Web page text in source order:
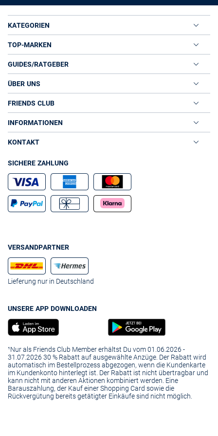
KATEGORIEN
TOP-MARKEN
GUIDES/RATGEBER
ÜBER UNS
FRIENDS CLUB
INFORMATIONEN
KONTAKT
SICHERE ZAHLUNG
VERSANDPARTNER
Lieferung nur in Deutschland
UNSERE APP DOWNLOADEN
¹Nur als Friends Club Member erhältst Du vom 01.06.2026 -
31.07.2026 30 % Rabatt auf ausgewählte Anzüge. Der Rabatt wird
automatisch im Bestellprozess abgezogen, wenn die Kundenkarte
im Kundenkonto hinterlegt ist. Der Rabatt ist nicht übertragbar und
kann nicht mit anderen Aktionen kombiniert werden. Eine
Barauszahlung, der Kauf einer Shopping Card sowie die
Rückvergütung bereits getätigter Einkäufe sind nicht möglich.